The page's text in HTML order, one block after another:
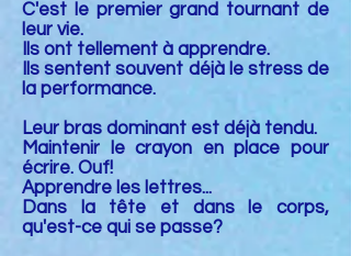
C'est le premier grand tournant de
leur vie.
Ils ont tellement à apprendre.
Ils sentent souvent déjà le stress de
la performance.
Leur bras dominant est déjà tendu.
Maintenir le crayon en place pour
écrire. Ouf!
Apprendre les lettres...
Dans la tête et dans le corps,
qu'est-ce qui se passe?